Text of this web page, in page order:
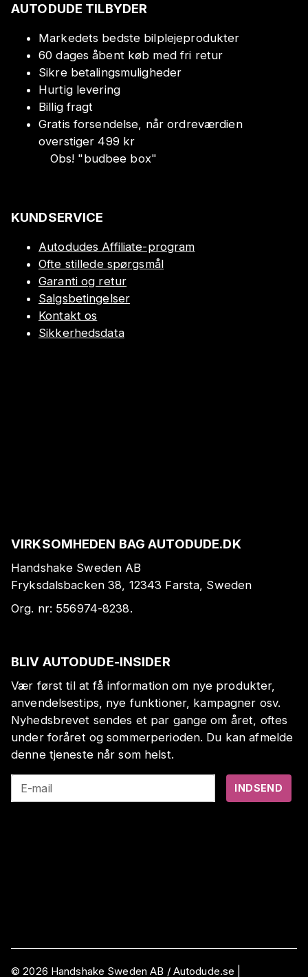
AUTODUDE TILBYDER
Markedets bedste bilplejeprodukter
60 dages åbent køb med fri retur
Sikre betalingsmuligheder
Hurtig levering
Billig fragt
Gratis forsendelse, når ordreværdien
overstiger 499 kr
Obs! "budbee box"
KUNDSERVICE
Autodudes Affiliate-program
Ofte stillede spørgsmål
Garanti og retur
Salgsbetingelser
Kontakt os
Sikkerhedsdata
VIRKSOMHEDEN BAG AUTODUDE.DK
Handshake Sweden AB
Fryksdalsbacken 38, 12343 Farsta, Sweden
Org. nr: 556974-8238.
BLIV AUTODUDE-INSIDER
Vær først til at få information om nye produkter,
anvendelsestips, nye funktioner, kampagner osv.
Nyhedsbrevet sendes et par gange om året, oftes
under foråret og sommerperioden. Du kan afmelde
denne tjeneste når som helst.
E-mail INDSEND
©2026 Handshake Sweden AB / Autodude.se |